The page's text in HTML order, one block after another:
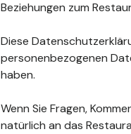
Beziehungen zum
Diese
personenbezogenen
haben.
Wenn Sie Fragen,
natürlich an das